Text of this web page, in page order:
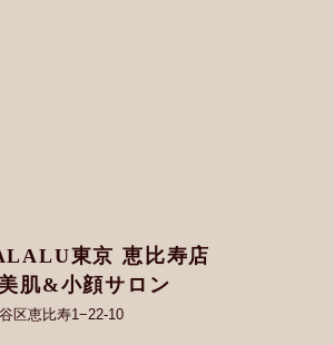
東京 恵比寿店
美肌&小顔サロン
区恵比寿1−22-10